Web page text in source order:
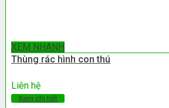
XEM NHANH
Thùng rác hình con thú
Liên hệ
Xem chi tiết